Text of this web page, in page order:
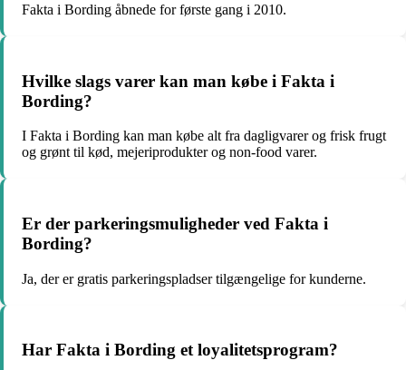
Fakta i Bording åbnede for første gang i 2010.
Hvilke slags varer kan man købe i Fakta i
Bording?
I Fakta i Bording kan man købe alt fra dagligvarer og frisk frugt
og grønt til kød, mejeriprodukter og non-food varer.
Er der parkeringsmuligheder ved Fakta i
Bording?
Ja, der er gratis parkeringspladser tilgængelige for kunderne.
Har Fakta i Bording et loyalitetsprogram?